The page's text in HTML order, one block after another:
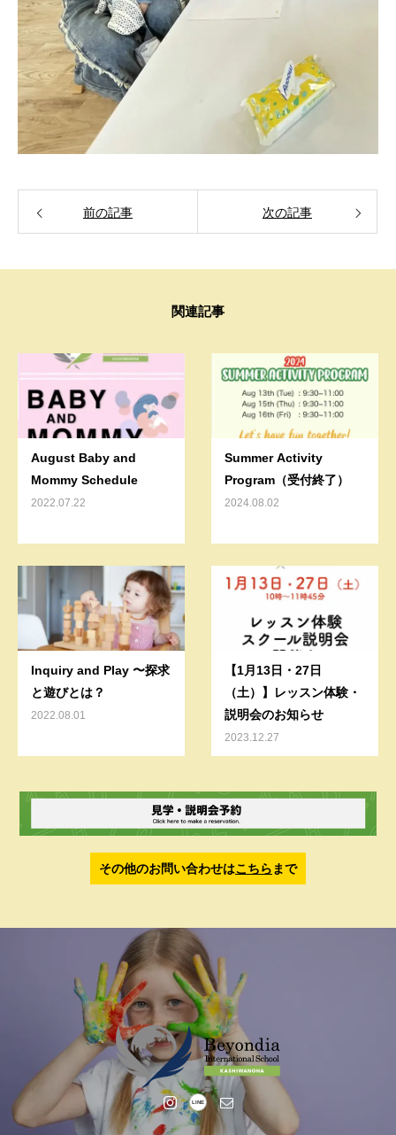
前の記事 次の記事
関連記事
August Baby and
Mommy Schedule
2022.07.22
Summer Activity
Program（受付終了）
2024.08.02
Inquiry and Play 〜探求
と遊びとは？
2022.08.01
【1月13日・27日
（土）】レッスン体験・
説明会のお知らせ
2023.12.27
その他のお問い合わせはこちら まで